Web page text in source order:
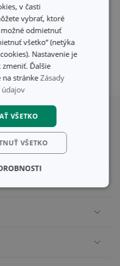
sa nahor
v časti
vybrať, ktoré
odmietnuť
všetko“ (netýka
Nastavenie je
Ďalšie
na stránkeZásady
VŠETKO
VŠETKO
Analytické a